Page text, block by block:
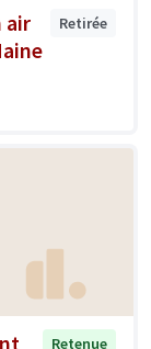
air
Retirée
Retenue